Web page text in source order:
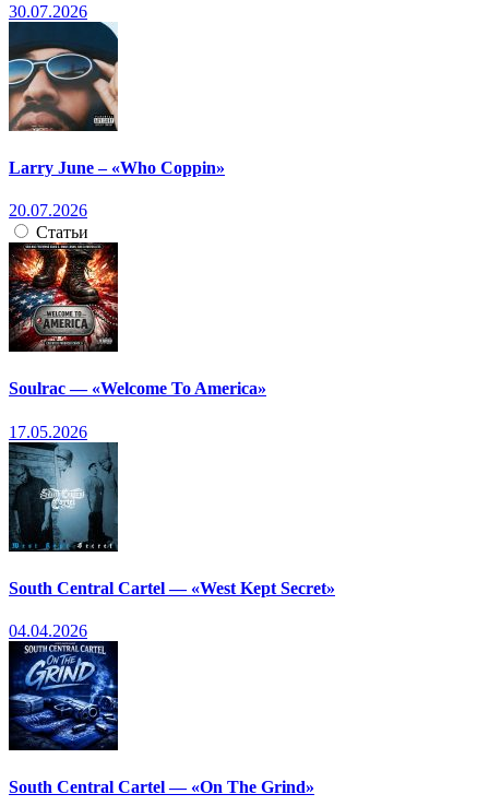
30.07.2026
Larry June – «Who Coppin»
20.07.2026
Статьи
Soulrac — «Welcome To America»
17.05.2026
South Central Cartel — «West Kept Secret»
04.04.2026
South Central Cartel — «On The Grind»